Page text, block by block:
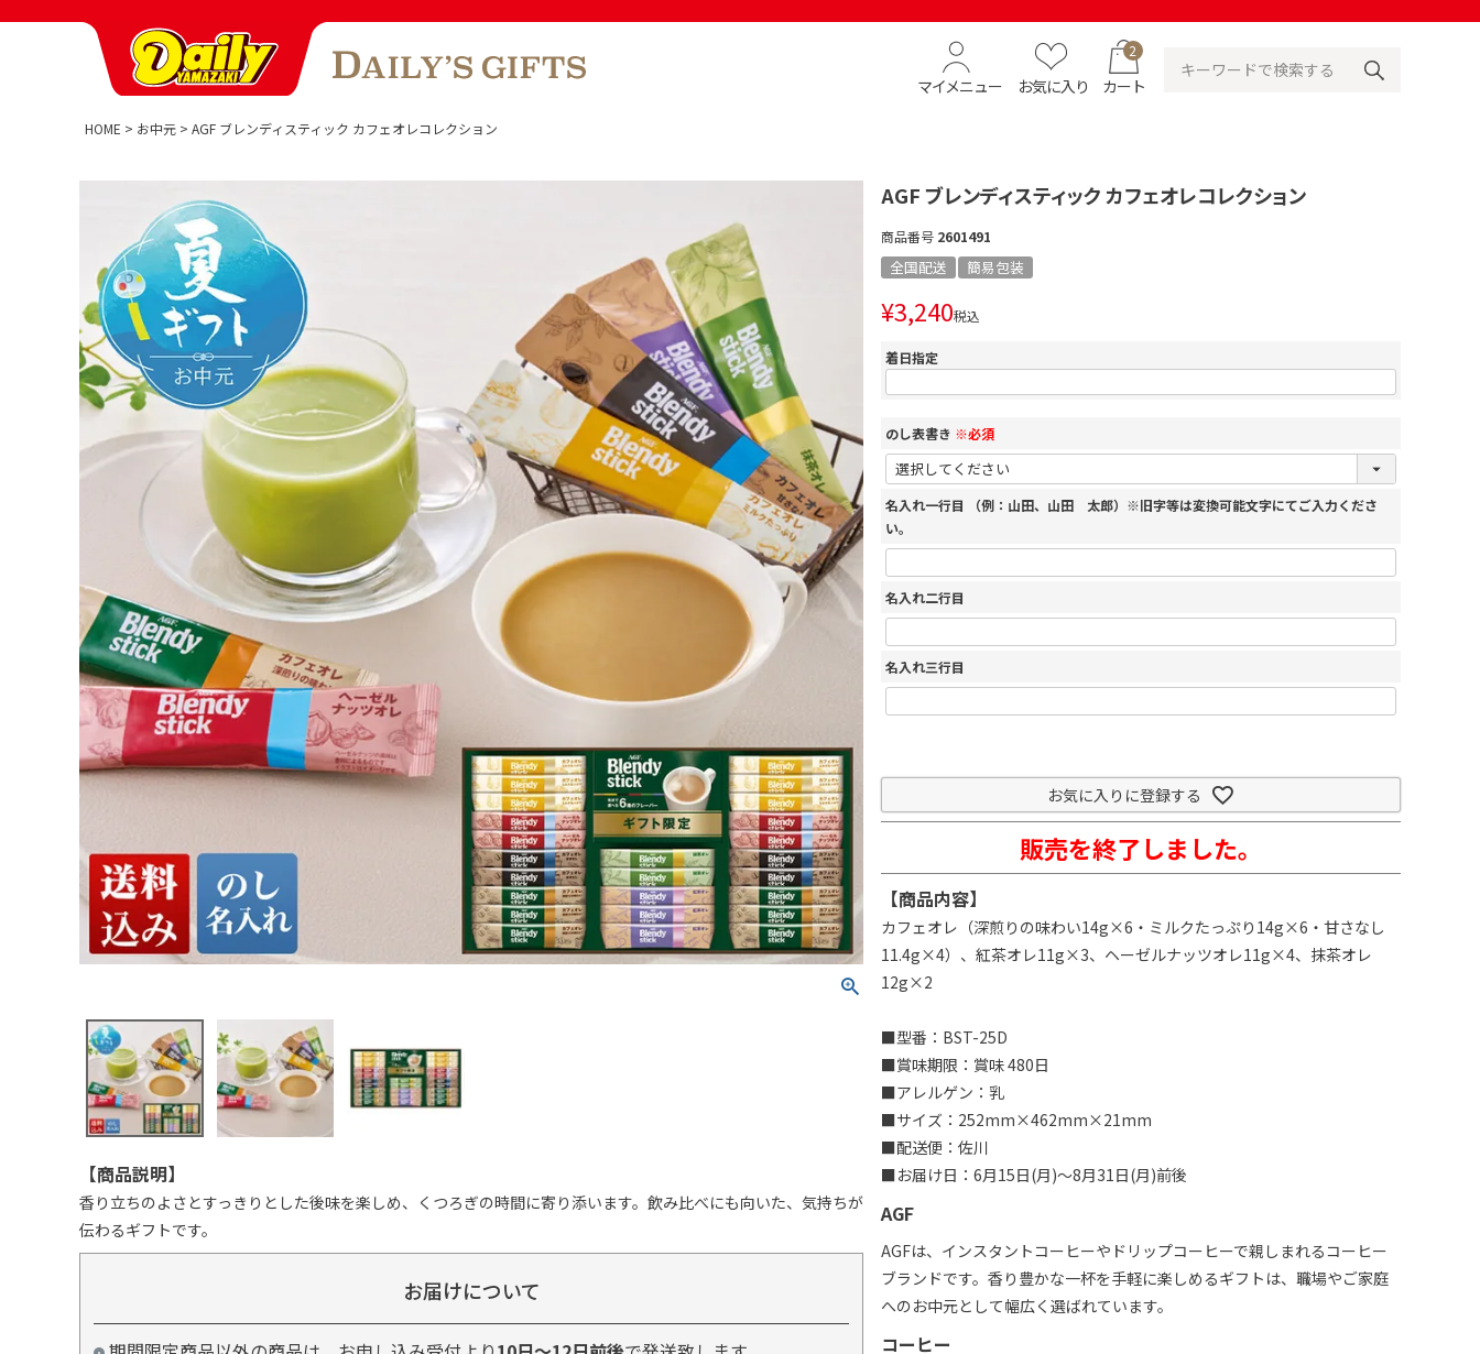
マイメニュー お気に入り
2
カート
HOME お中元 AGF ブレンディスティック カフェオレコレクション
【商品説明】
香り立ちのよさとすっきりとした後味を楽しめ、くつろぎの時間に寄り添います。飲み比べにも向いた、気持ちが
伝わるギフトです。
お届けについて
AGF ブレンディスティック カフェオレコレクション
商品番号 2601491
全国配送 簡易包装
¥3,240税込
着日指定
のし表書き ※必須
名入れ一行目 （例：山田、山田 太郎）※旧字等は変換可能文字にてご入力くださ
い。
名入れ二行目
名入れ三行目
お気に入りに登録する
販売を終了しました。
【商品内容】
カフェオレ（深煎りの味わい14g×6・ミルクたっぷり14g×6・甘さなし
11.4g×4）、紅茶オレ11g×3、ヘーゼルナッツオレ11g×4、抹茶オレ
12g×2
■型番：BST-25D
■賞味期限：賞味 480日
■アレルゲン：乳
■サイズ：252mm×462mm×21mm
■配送便：佐川
■お届け日：6月15日(月)～8月31日(月)前後
AGF
AGFは、インスタントコーヒーやドリップコーヒーで親しまれるコーヒー
ブランドです。香り豊かな一杯を手軽に楽しめるギフトは、職場やご家庭
へのお中元として幅広く選ばれています。
コーヒー